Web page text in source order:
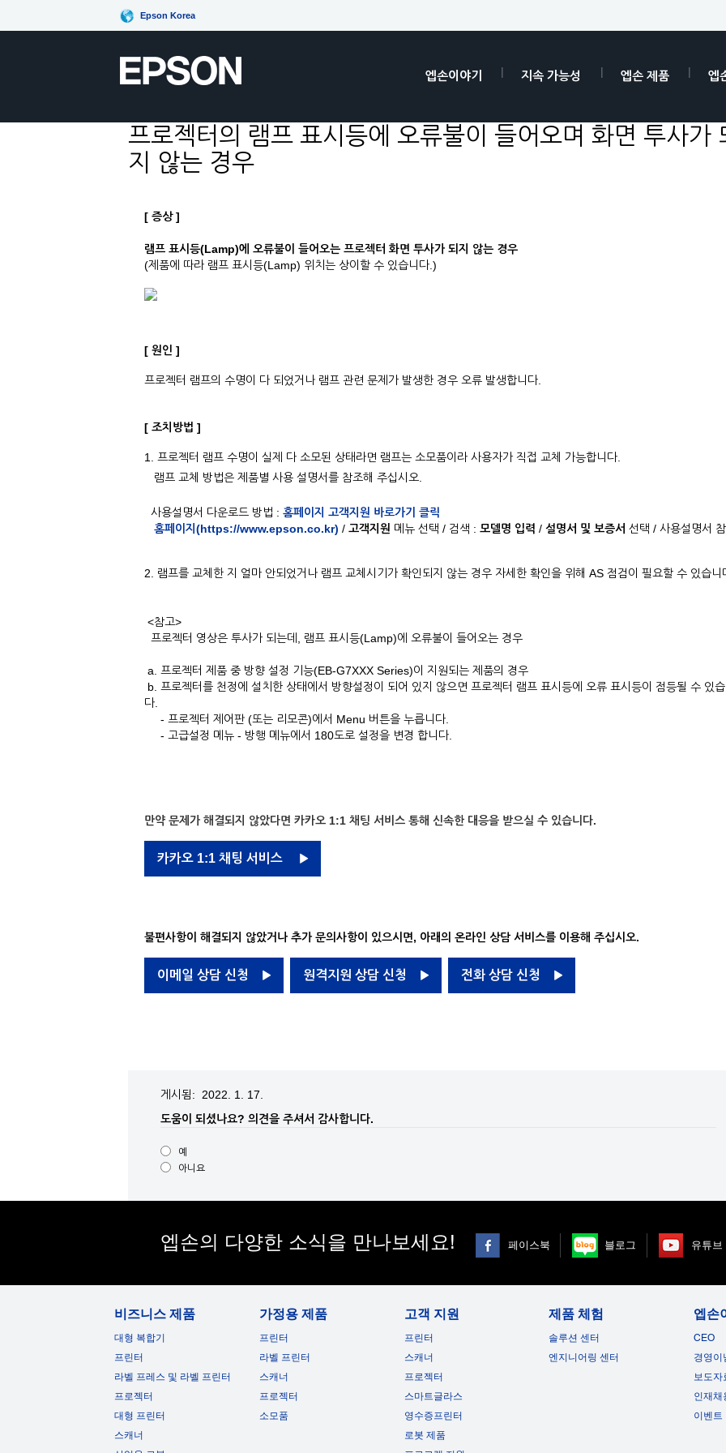
Epson Korea
엡손이야기 지속 가능성 엡손 제품 엡
프로젝터의 램프 표시등에 오류불이 들어오며 화면 투사가
지 않는 경우
[ 증상 ]
램프 표시등(Lamp)에 오류불이 들어오는 프로젝터 화면 투사가 되지 않는 경우
(제품에 따라 램프 표시등(Lamp) 위치는 상이할 수 있습니다.)
[ 원인 ]
프로젝터 램프의 수명이 다 되었거나 램프 관련 문제가 발생한 경우 오류 발생합니다.
[ 조치방법 ]
1. 프로젝터 램프 수명이 실제 다 소모된 상태라면 램프는 소모품이라 사용자가 직접 교체 가능합니다.
램프 교체 방법은 제품별 사용 설명서를 참조해 주십시오.
사용설명서 다운로드 방법 : 홈페이지 고객지원 바로가기 클릭
홈페이지(https://www.epson.co.kr) / 고객지원 메뉴 선택 / 검색 : 모델명 입력 / 설명서 및 보증서 선택 / 사용설명서
2. 램프를 교체한 지 얼마 안되었거나 램프 교체시기가 확인되지 않는 경우 자세한 확인을 위해 AS 점검이 필요할 수 있습니
<참고>
프로젝터 영상은 투사가 되는데, 램프 표시등(Lamp)에 오류불이 들어오는 경우
a. 프로젝터 제품 중 방향 설정 기능(EB-G7XXX Series)이 지원되는 제품의 경우
b. 프로젝터를 천정에 설치한 상태에서 방향설정이 되어 있지 않으면 프로젝터 램프 표시등에 오류 표시등이 점등될 수 있습
다.
- 프로젝터 제어판 (또는 리모콘)에서 Menu 버튼을 누릅니다.
- 고급설정 메뉴 - 방행 메뉴에서 180도로 설정을 변경 합니다.
만약 문제가 해결되지 않았다면 카카오 1:1 채팅 서비스 통해 신속한 대응을 받으실 수 있습니다.
카카오 1:1 채팅 서비스
불편사항이 해결되지 않았거나 추가 문의사항이 있으시면, 아래의 온라인 상담 서비스를 이용해 주십시오.
이메일 상담 신청 원격지원 상담 신청 전화 상담 신청
게시됨: 2022. 1. 17.
도움이 되셨나요? 의견을 주셔서 감사합니다.
예
아니요
엡손의 다양한 소식을 만나보세요! 페이스북 블로그 유튜브
비즈니스 제품
대형 복합기
프린터
라벨 프레스 및 라벨 프린터
프로젝터
대형 프린터
스캐너
가정용 제품
프린터
라벨 프린터
스캐너
프로젝터
소모품
고객 지원
프린터
스캐너
프로젝터
스마트글라스
영수증프린터
로봇 제품
제품 체험
솔루션 센터
엔지니어링 센터
엡손
CEO
경영이
보도자
인재채
이벤트